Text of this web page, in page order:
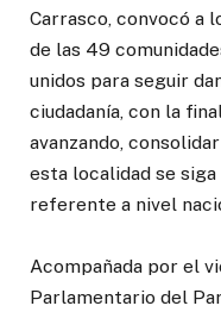
Carrasco, convocó a
de las 49
unidos para seguir
ciudadanía, con la
avanzando,
esta localidad se
referente a nivel
Acompañada por el
Parlamentario del